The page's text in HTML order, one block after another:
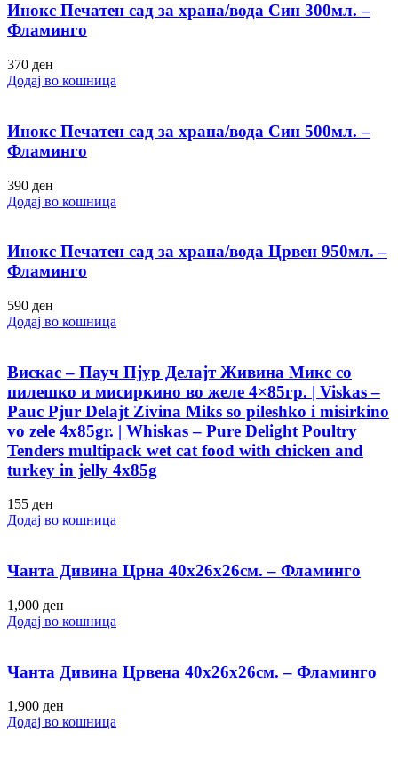
Инокс Печатен сад за храна/вода Син 300мл. –
Фламинго
370 ден
Додај во кошница
Инокс Печатен сад за храна/вода Син 500мл. –
Фламинго
390 ден
Додај во кошница
Инокс Печатен сад за храна/вода Црвен 950мл. –
Фламинго
590 ден
Додај во кошница
Вискас – Пауч Пјур Делајт Живина Микс со
пилешко и мисиркино во желе 4×85гр. | Viskas –
Pauc Pjur Delajt Zivina Miks so pileshko i misirkino
vo zele 4x85gr. | Whiskas – Pure Delight Poultry
Tenders multipack wet cat food with chicken and
turkey in jelly 4x85g
155 ден
Додај во кошница
Чанта Дивина Црна 40х26х26см. – Фламинго
1,900 ден
Додај во кошница
Чанта Дивина Црвена 40х26х26см. – Фламинго
1,900 ден
Додај во кошница